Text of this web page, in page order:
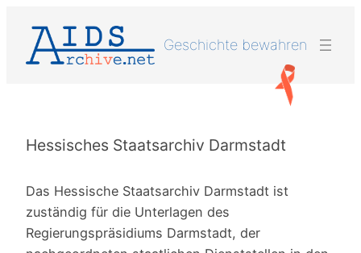
Inhalt
springen
Geschichte bewahren
Hessisches Staatsarchiv Darmstadt
Das Hessische Staatsarchiv Darmstadt ist
zuständig für die Unterlagen des
Regierungspräsidiums Darmstadt, der